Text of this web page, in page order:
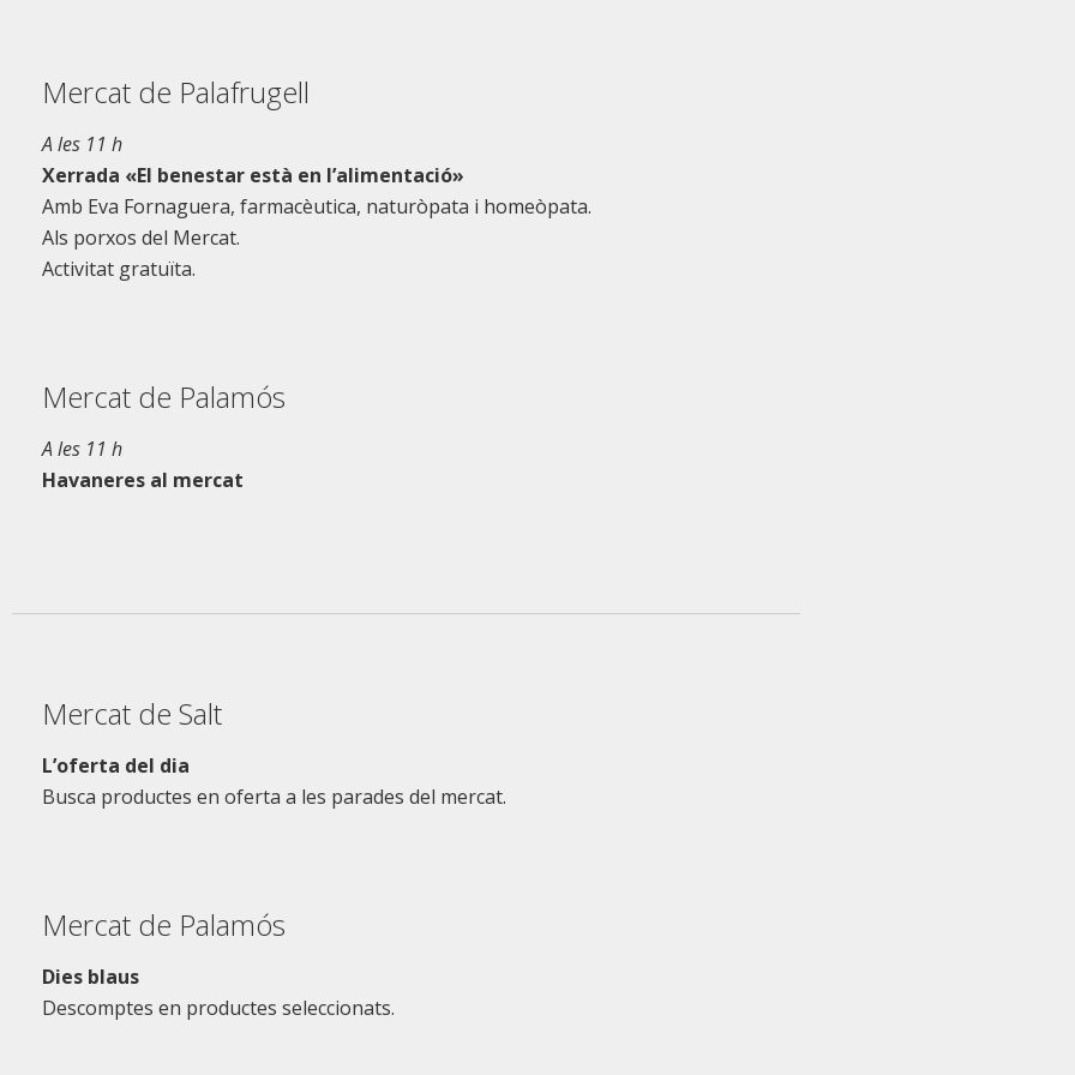
Mercat de Palafrugell
A les 11 h
Xerrada «El benestar està en l’alimentació»
Amb Eva Fornaguera, farmacèutica, naturòpata i homeòpata.
Als porxos del Mercat.
Activitat gratuïta.
Mercat de Palamós
A les 11 h
Havaneres al mercat
Mercat de Salt
L’oferta del dia
Busca productes en oferta a les parades del mercat.
Mercat de Palamós
Dies blaus
Descomptes en productes seleccionats.